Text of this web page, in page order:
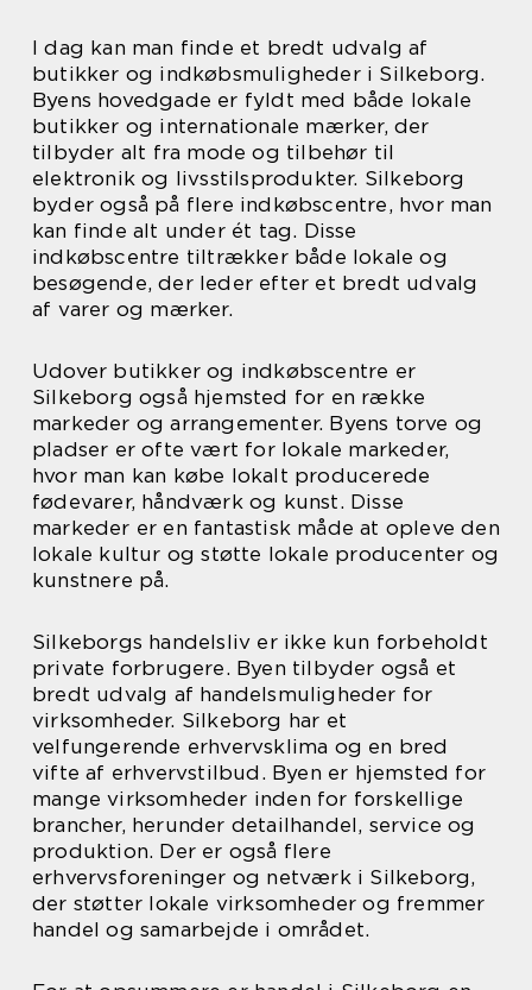
I dag kan man finde et bredt udvalg af
butikker og indkøbsmuligheder i Silkeborg.
Byens hovedgade er fyldt med både lokale
butikker og internationale mærker, der
tilbyder alt fra mode og tilbehør til
elektronik og livsstilsprodukter. Silkeborg
byder også på flere indkøbscentre, hvor man
kan finde alt under ét tag. Disse
indkøbscentre tiltrækker både lokale og
besøgende, der leder efter et bredt udvalg
af varer og mærker.
Udover butikker og indkøbscentre er
Silkeborg også hjemsted for en række
markeder og arrangementer. Byens torve og
pladser er ofte vært for lokale markeder,
hvor man kan købe lokalt producerede
fødevarer, håndværk og kunst. Disse
markeder er en fantastisk måde at opleve den
lokale kultur og støtte lokale producenter og
kunstnere på.
Silkeborgs handelsliv er ikke kun forbeholdt
private forbrugere. Byen tilbyder også et
bredt udvalg af handelsmuligheder for
virksomheder. Silkeborg har et
velfungerende erhvervsklima og en bred
vifte af erhvervstilbud. Byen er hjemsted for
mange virksomheder inden for forskellige
brancher, herunder detailhandel, service og
produktion. Der er også flere
erhvervsforeninger og netværk i Silkeborg,
der støtter lokale virksomheder og fremmer
handel og samarbejde i området.